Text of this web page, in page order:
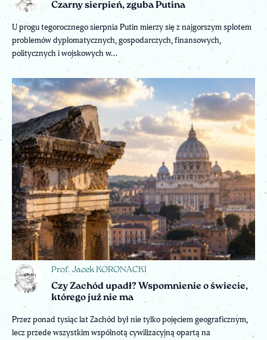
Czarny sierpień, zguba Putina
U progu tegorocznego sierpnia Putin mierzy się z najgorszym splotem
problemów dyplomatycznych, gospodarczych, finansowych,
politycznych i wojskowych w...
Prof. Jacek KORONACKI
Czy Zachód upadł? Wspomnienie o świecie,
którego już nie ma
Przez ponad tysiąc lat Zachód był nie tylko pojęciem geograficznym,
lecz przede wszystkim wspólnotą cywilizacyjną opartą na